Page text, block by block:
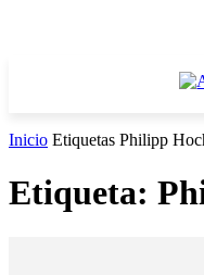
Inicio Etiquetas Philipp
Etiqueta: